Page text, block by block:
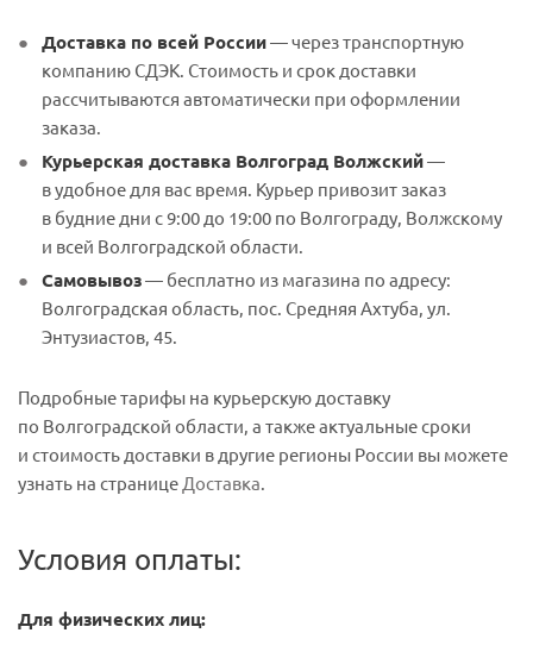
Доставка по всей России— через транспортную
компанию СДЭК. Стоимость и срок доставки
рассчитываются автоматически при оформлении
заказа.
Курьерская доставка Волгоград Волжский—
в удобное для вас время. Курьер привозит заказ
в будние дни с 9:00 до 19:00 по Волгограду, Волжскому
и всей Волгоградской области.
Самовывоз— бесплатно из магазина по адресу:
Волгоградская область, пос. Средняя Ахтуба, ул.
Энтузиастов, 45.
Подробные тарифы на курьерскую доставку
по Волгоградской области, а также актуальные сроки
и стоимость доставки в другие регионы России вы можете
узнать на странице Доставка.
Условия оплаты:
Для физических лиц: